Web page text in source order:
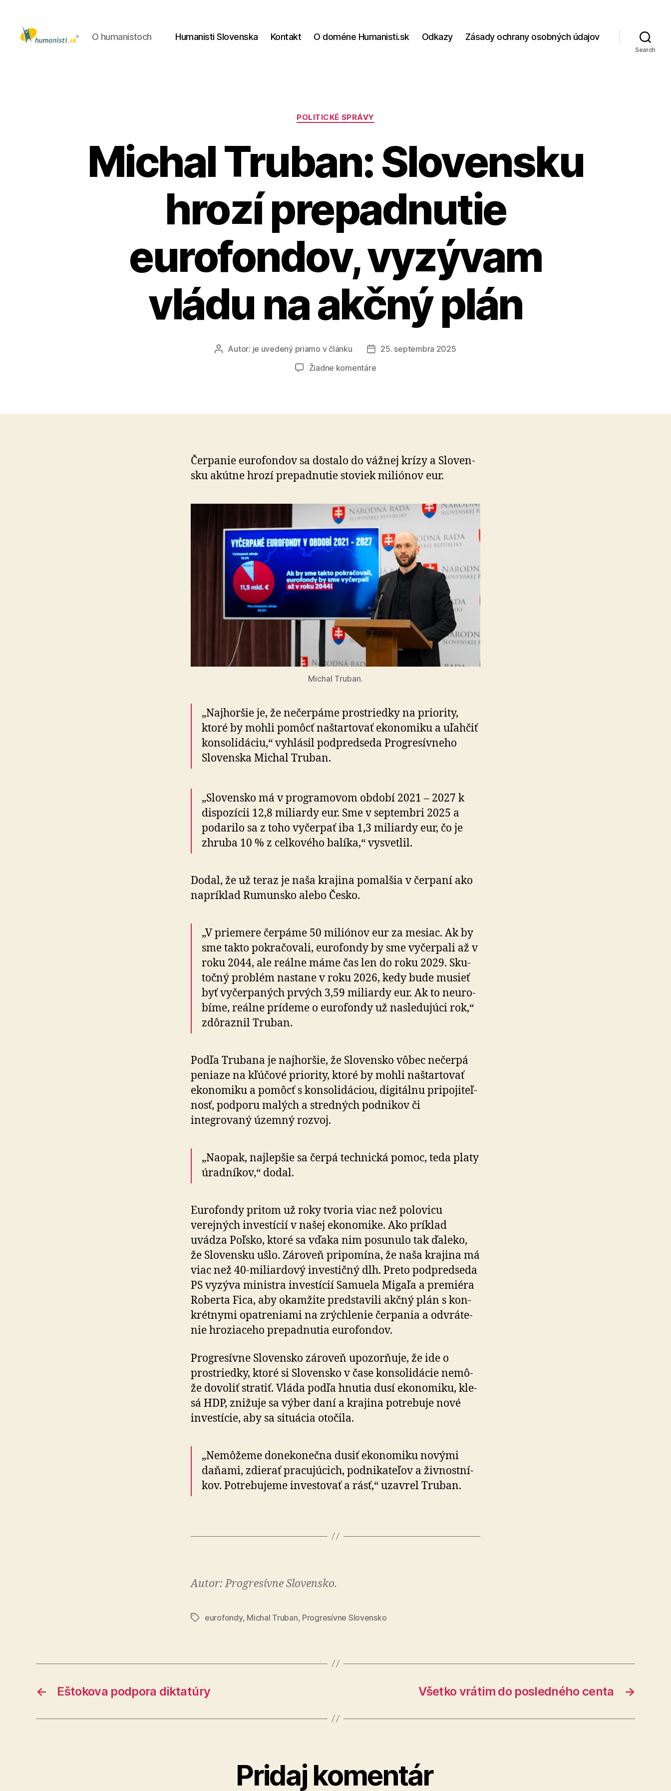
O humanistoch Humanisti Slovenska Kontakt O doméne Humanisti.sk Odkazy Zásady ochrany osobných údajov
Search
Kategórie
POLITICKÉ SPRÁVY
Michal Truban: Slovensku
hrozí prepadnutie
eurofondov, vyzývam
vládu na akčný plán
AutorAutor: je uvedený priamo v článku
Dátum
25. septembra 2025
Žiadne komentárena
hrozí
vládu
na
Čerpanie eurofondov sa dostalo do vážnej krízy a Slo­ven­
sku akútne hrozí prepadnutie stoviek miliónov eur.
Michal Truban.
„Najhoršie je, že nečerpáme prostriedky na priority,
ktoré by mohli pomôcť naštartovať ekonomiku a uľahčiť
konsolidáciu,“ vyhlásil podpredseda Progresívneho
Slovenska Michal Truban.
„Slovensko má v programovom období 2021 – 2027 k
dispozícii 12,8 miliardy eur. Sme v septembri 2025 a
podarilo sa z toho vyčerpať iba 1,3 miliardy eur, čo je
zhruba 10 % z celkového balíka,“ vysvetlil.
Dodal, že už teraz je naša krajina pomalšia v čerpaní ako
napríklad Rumunsko alebo Česko.
„V priemere čerpáme 50 miliónov eur za mesiac. Ak by
sme takto pokračovali, eurofondy by sme vyčerpali až v
roku 2044, ale reálne máme čas len do roku 2029. Sku­
toč­ný problém nastane v roku 2026, kedy bude musieť
byť vyčerpaných prvých 3,59 miliardy eur. Ak to ne­u­ro­
bí­me, reálne prídeme o eurofondy už nasledujúci rok,“
zdôraznil Truban.
Podľa Trubana je najhoršie, že Slovensko vôbec nečerpá
peniaze na kľúčové priority, ktoré by mohli naštartovať
ekonomiku a pomôcť s konsolidáciou, digitálnu pri­po­ji­teľ­
nosť, podporu malých a stredných podnikov či
integrovaný územný rozvoj.
„Naopak, najlepšie sa čerpá technická pomoc, teda platy
úradníkov,“ dodal.
Eurofondy pritom už roky tvoria viac než polovicu
verejných investícií v našej ekonomike. Ako príklad
uvádza Poľsko, ktoré sa vďaka nim posunulo tak ďaleko,
že Slovensku ušlo. Zároveň pripomína, že naša krajina má
viac než 40-miliardový investičný dlh. Preto podpredseda
PS vyzýva ministra investícií Samuela Migaľa a premiéra
Roberta Fica, aby okamžite predstavili akčný plán s kon­
krét­ny­mi opatreniami na zrýchlenie čerpania a od­vrá­te­
nie hroziaceho prepadnutia eurofondov.
Progresívne Slovensko zároveň upozorňuje, že ide o
prostriedky, ktoré si Slovensko v čase konsolidácie ne­mô­
že dovoliť stratiť. Vláda podľa hnutia dusí eko­no­mi­ku, kle­
sá HDP, znižuje sa výber daní a krajina potrebuje nové
investície, aby sa situácia otočila.
„Nemôžeme donekonečna dusiť ekonomiku novými
daňami, zdierať pracujúcich, podnikateľov a živ­nos­tní­
kov. Potrebujeme investovať a rásť,“ uzavrel Truban.
Autor: Progresívne Slovensko.
Značkyeurofondy, Michal Truban, Progresívne Slovensko
← Eštokova podpora diktatúry →
Všetko vrátim do posledného centa
Pridaj komentár